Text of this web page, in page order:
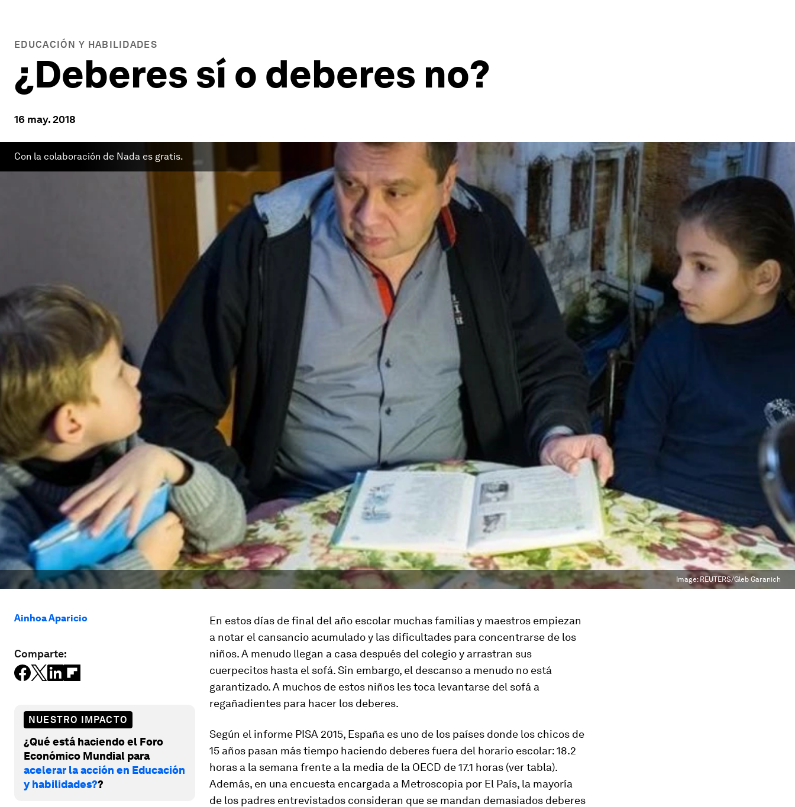
EDUCACIÓN Y HABILIDADES
¿Deberes sí o deberes no?
16 may. 2018
Con la colaboración de Nada es gratis.
Image:REUTERS/Gleb Garanich
Ainhoa Aparicio
Comparte:
NUESTRO IMPACTO
¿Qué está haciendo el Foro
Económico Mundial para
acelerar la acción en Educación
y habilidades??
En estos días de final del año escolar muchas familias y maestros empiezan
a notar el cansancio acumulado y las dificultades para concentrarse de los
niños. A menudo llegan a casa después del colegio y arrastran sus
cuerpecitos hasta el sofá. Sin embargo, el descanso a menudo no está
garantizado. A muchos de estos niños les toca levantarse del sofá a
regañadientes para hacer los deberes.
Según el informe PISA 2015, España es uno de los países donde los chicos de
15 años pasan más tiempo haciendo deberes fuera del horario escolar: 18.2
horas a la semana frente a la media de la OECD de 17.1 horas (ver tabla).
Además, en una encuesta encargada a Metroscopia por El País, la mayoría
de los padres entrevistados consideran que se mandan demasiados deberes